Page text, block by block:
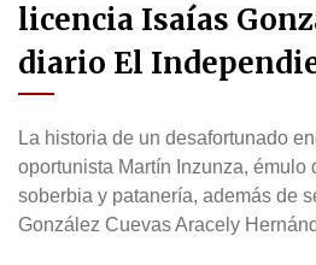
licencia Isaías
diario El
La historia de un desafortunado
oportunista Martín Inzunza, émulo
soberbia y patanería, además de
González Cuevas Aracely